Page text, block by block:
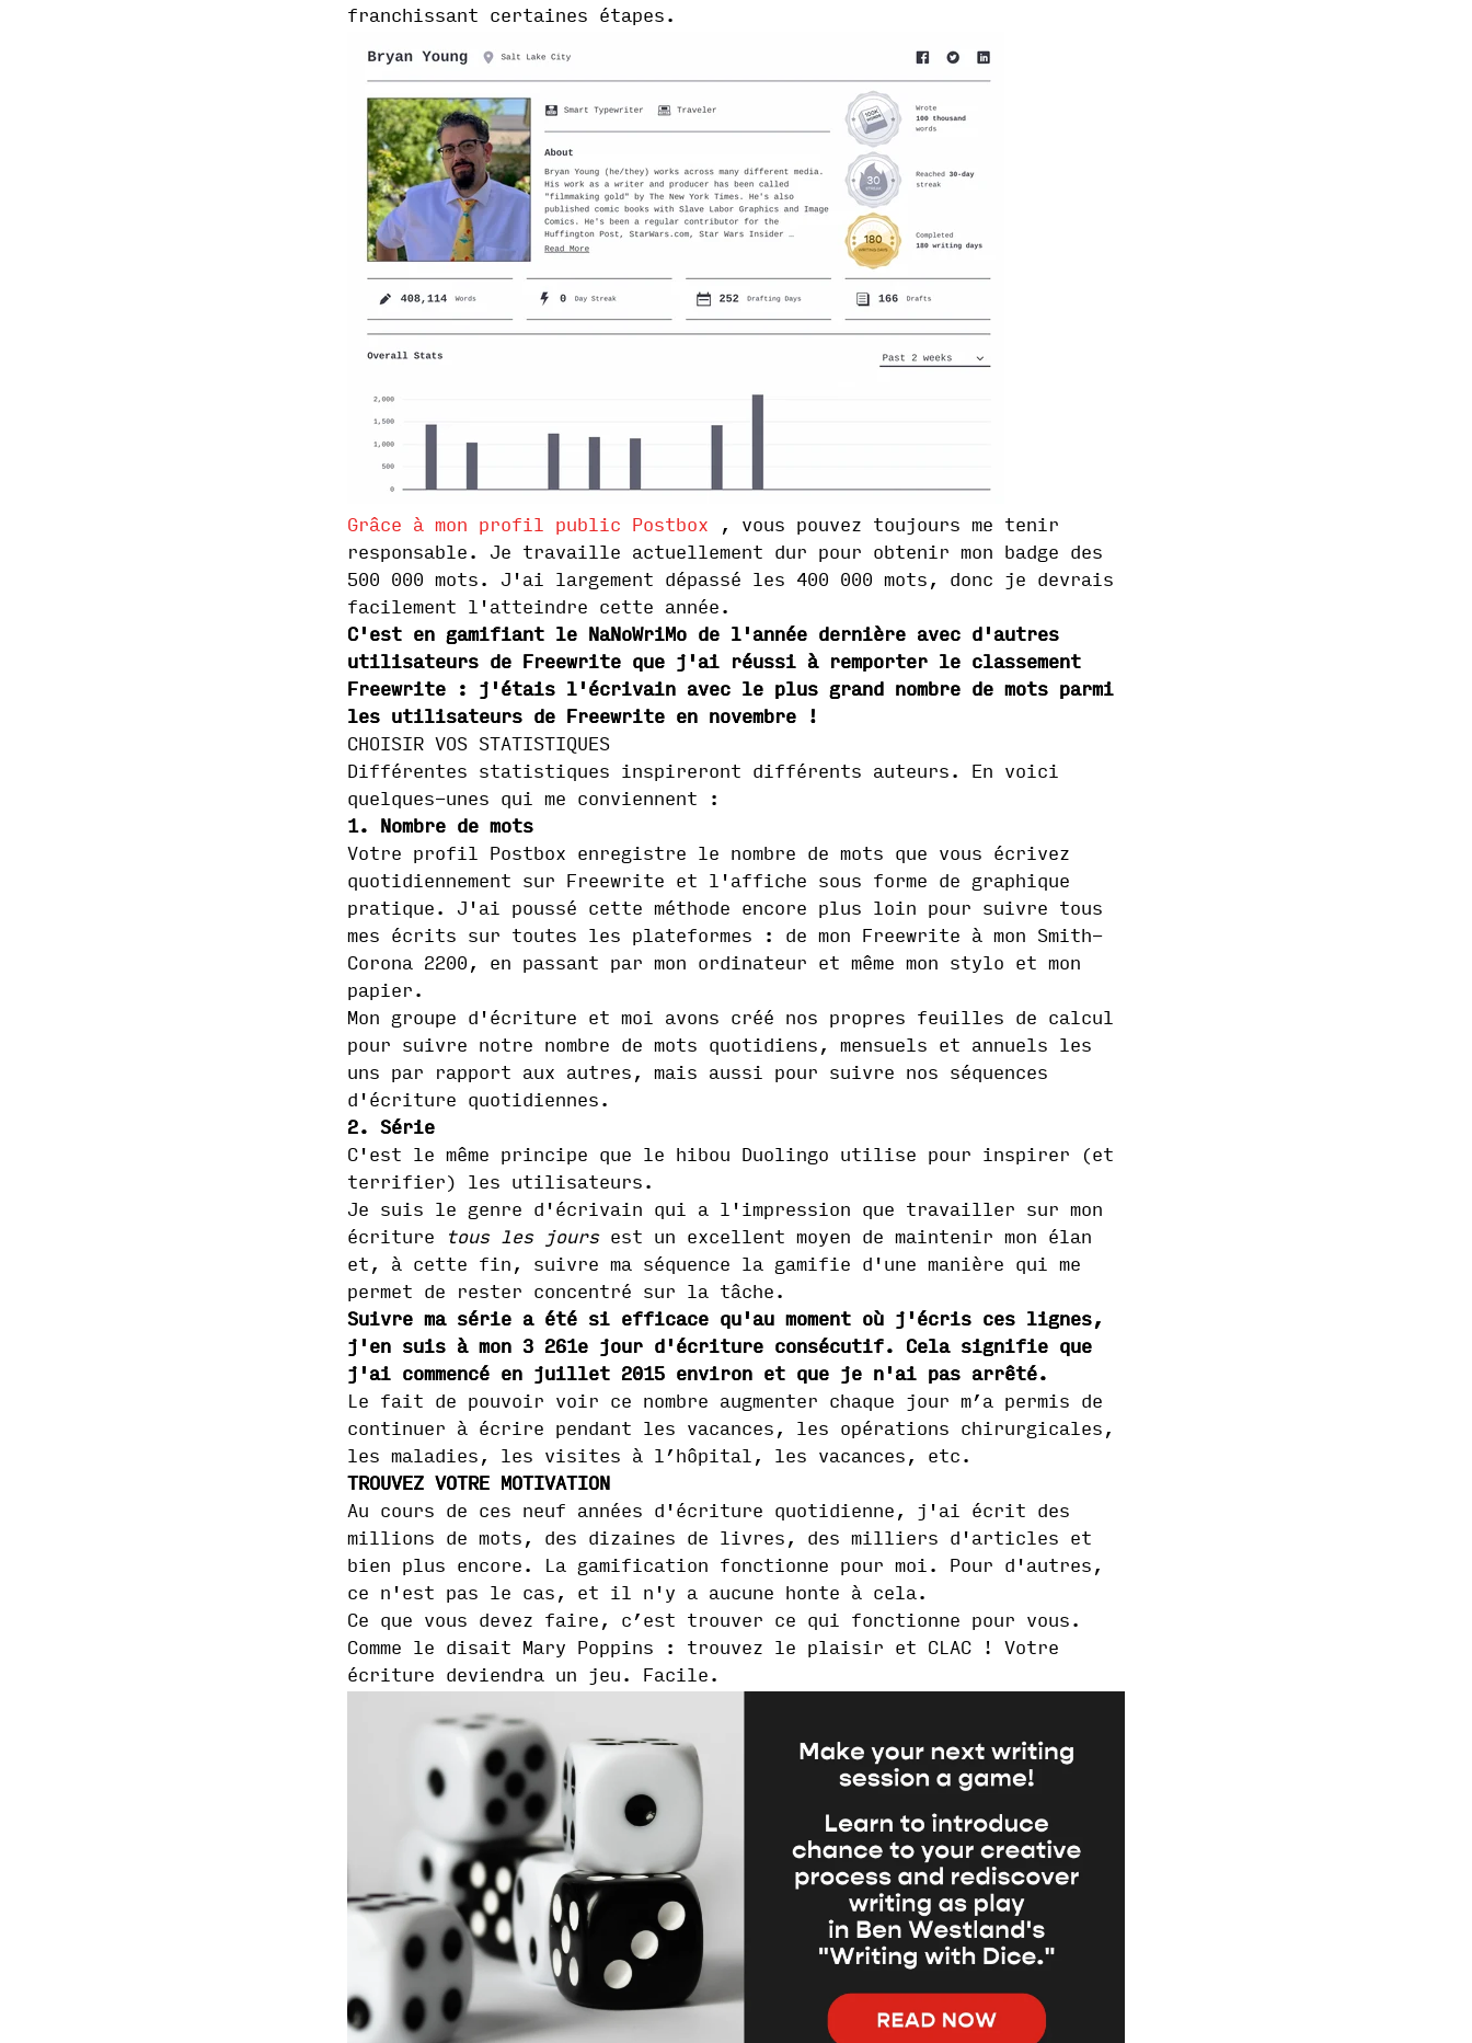
franchissant certaines étapes.
Grâce à mon profil public Postbox , vous pouvez toujours me tenir
responsable. Je travaille actuellement dur pour obtenir mon badge des
500 000 mots. J'ai largement dépassé les 400 000 mots, donc je devrais
facilement l'atteindre cette année.
C'est en gamifiant le NaNoWriMo de l'année dernière avec d'autres
utilisateurs de Freewrite que j'ai réussi à remporter le classement
Freewrite : j'étais l'écrivain avec le plus grand nombre de mots parmi
les utilisateurs de Freewrite en novembre !
CHOISIR VOS STATISTIQUES
Différentes statistiques inspireront différents auteurs. En voici
quelques-unes qui me conviennent :
1. Nombre de mots
Votre profil Postbox enregistre le nombre de mots que vous écrivez
quotidiennement sur Freewrite et l'affiche sous forme de graphique
pratique. J'ai poussé cette méthode encore plus loin pour suivre tous
mes écrits sur toutes les plateformes : de mon Freewrite à mon Smith-
Corona 2200, en passant par mon ordinateur et même mon stylo et mon
papier.
Mon groupe d'écriture et moi avons créé nos propres feuilles de calcul
pour suivre notre nombre de mots quotidiens, mensuels et annuels les
uns par rapport aux autres, mais aussi pour suivre nos séquences
d'écriture quotidiennes.
2. Série
C'est le même principe que le hibou Duolingo utilise pour inspirer (et
terrifier) ​​les utilisateurs.
Je suis le genre d'écrivain qui a l'impression que travailler sur mon
écriture
tous les joursest un excellent moyen de maintenir mon élan
et, à cette fin, suivre ma séquence la gamifie d'une manière qui me
permet de rester concentré sur la tâche.
Suivre ma série a été si efficace qu'au moment où j'écris ces lignes,
j'en suis à mon 3 261e jour d'écriture consécutif. Cela signifie que
j'ai commencé en juillet 2015 environ et que je n'ai pas arrêté.
Le fait de pouvoir voir ce nombre augmenter chaque jour m’a permis de
continuer à écrire pendant les vacances, les opérations chirurgicales,
les maladies, les visites à l’hôpital, les vacances, etc.
TROUVEZ VOTRE MOTIVATION
Au cours de ces neuf années d'écriture quotidienne, j'ai écrit des
millions de mots, des dizaines de livres, des milliers d'articles et
bien plus encore. La gamification fonctionne pour moi. Pour d'autres,
ce n'est pas le cas, et il n'y a aucune honte à cela.
Ce que vous devez faire, c’est trouver ce qui fonctionne pour vous.
Comme le disait Mary Poppins : trouvez le plaisir et CLAC ! Votre
écriture deviendra un jeu. Facile.